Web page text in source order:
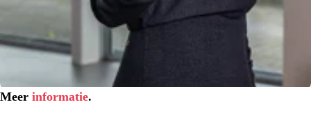
Meer informatie.